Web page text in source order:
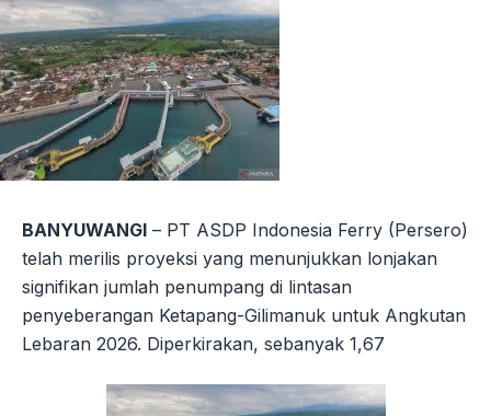
BANYUWANGI – PT ASDP Indonesia Ferry (Persero)
telah merilis proyeksi yang menunjukkan lonjakan
signifikan jumlah penumpang di lintasan
penyeberangan Ketapang-Gilimanuk untuk Angkutan
Lebaran 2026. Diperkirakan, sebanyak 1,67